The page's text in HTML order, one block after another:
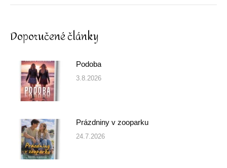
Doporučené články
Podoba
3.8.2026
Prázdniny v zooparku
24.7.2026